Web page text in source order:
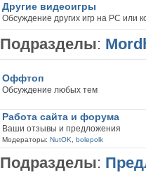
Другие видеоигры
Обсуждение других игр на PC или
Подразделы:
Оффтоп
Обсуждение любых тем
Работа сайта и форума
Ваши отзывы и предложения
Модераторы: NutOK bolepolk
Подразделы: